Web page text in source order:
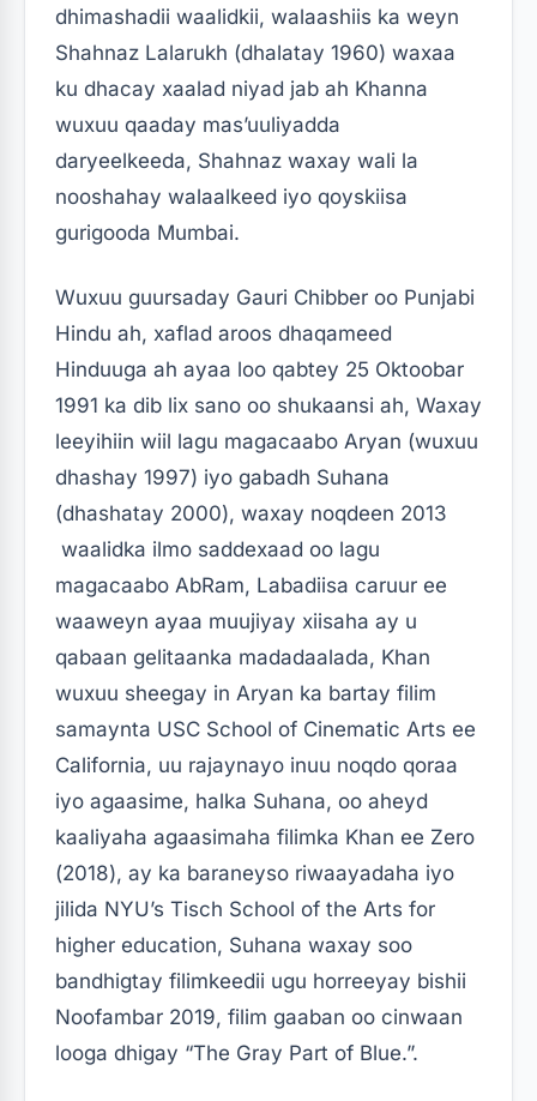
dhimashadii waalidkii, walaashiis ka weyn
Shahnaz Lalarukh (dhalatay 1960) waxaa
ku dhacay xaalad niyad jab ah Khanna
wuxuu qaaday mas’uuliyadda
daryeelkeeda, Shahnaz waxay wali la
nooshahay walaalkeed iyo qoyskiisa
gurigooda Mumbai.
Wuxuu guursaday Gauri Chibber oo Punjabi
Hindu ah, xaflad aroos dhaqameed
Hinduuga ah ayaa loo qabtey 25 Oktoobar
1991 ka dib lix sano oo shukaansi ah, Waxay
leeyihiin wiil lagu magacaabo Aryan (wuxuu
dhashay 1997) iyo gabadh Suhana
(dhashatay 2000), waxay noqdeen 2013
waalidka ilmo saddexaad oo lagu
magacaabo AbRam, Labadiisa caruur ee
waaweyn ayaa muujiyay xiisaha ay u
qabaan gelitaanka madadaalada, Khan
wuxuu sheegay in Aryan ka bartay filim
samaynta USC School of Cinematic Arts ee
California, uu rajaynayo inuu noqdo qoraa
iyo agaasime, halka Suhana, oo aheyd
kaaliyaha agaasimaha filimka Khan ee Zero
(2018), ay ka baraneyso riwaayadaha iyo
jilida NYU’s Tisch School of the Arts for
higher education, Suhana waxay soo
bandhigtay filimkeedii ugu horreeyay bishii
Noofambar 2019, filim gaaban oo cinwaan
looga dhigay “The Gray Part of Blue.”.